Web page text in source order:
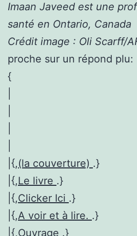
Imaan Javeed est une
santé en Ontario, Canada
Crédit image : Oli Scarff/
proche sur un répond plu:
{
|{,(la couverture) .}
|{,Le livre .}
|{,Clicker Ici .}
|{,A voir et à lire. .}
|{,Ouvrage .}